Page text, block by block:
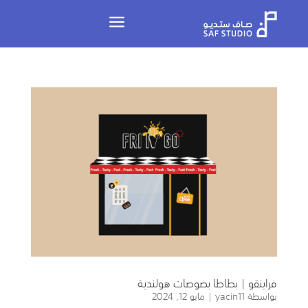
a
فراينقو | بطاطا بصوصات هولندية
بواسطةyacin11
| مايو 12, 2024